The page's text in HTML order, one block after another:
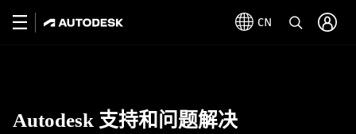
CN
Autodesk 支持和问题解决